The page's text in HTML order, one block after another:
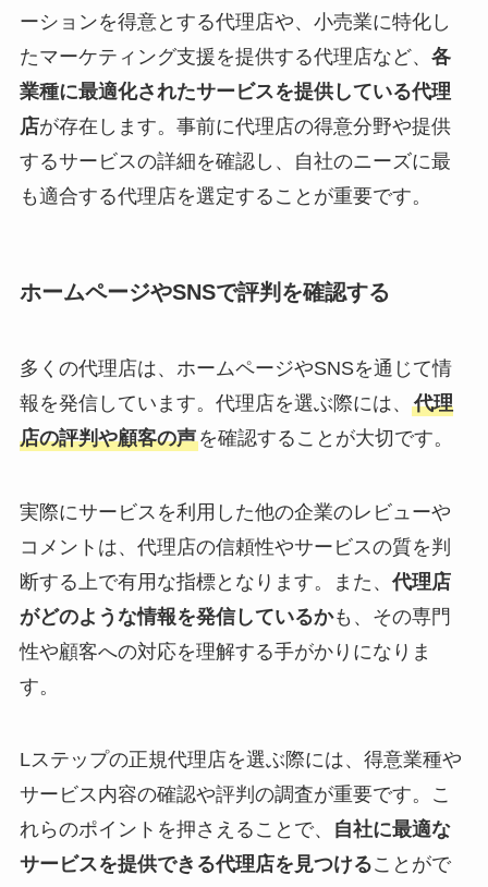
ーションを得意とする代理店や、小売業に特化し
たマーケティング支援を提供する代理店など、 各
業種に最適化されたサービスを提供している代理
店が存在します。事前に代理店の得意分野や提供
するサービスの詳細を確認し、自社のニーズに最
も適合する代理店を選定することが重要です。
ホームページやSNSで評判を確認する
多くの代理店は、ホームページやSNSを通じて情
報を発信しています。代理店を選ぶ際には、 代理
店の評判や顧客の声を確認することが大切です。
実際にサービスを利用した他の企業のレビューや
コメントは、代理店の信頼性やサービスの質を判
断する上で有用な指標となります。また、 代理店
がどのような情報を発信しているかも、その専門
性や顧客への対応を理解する手がかりになりま
す。
Lステップの正規代理店を選ぶ際には、得意業種や
サービス内容の確認や評判の調査が重要です。こ
れらのポイントを押さえることで、
自社に最適な
サービスを提供できる代理店を見つけることがで